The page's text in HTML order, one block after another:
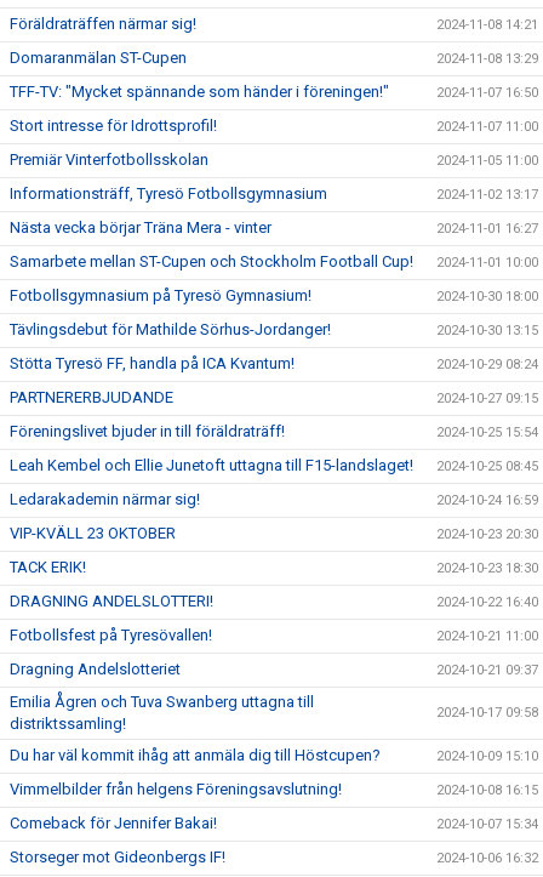
Föräldraträffen närmar sig! 2024-11-08 14:21
Domaranmälan ST-Cupen 2024-11-08 13:29
TFF-TV: "Mycket spännande som händer i föreningen!" 2024-11-07 16:50
Stort intresse för Idrottsprofil! 2024-11-07 11:00
Premiär Vinterfotbollsskolan 2024-11-05 11:00
Informationsträff, Tyresö Fotbollsgymnasium 2024-11-02 13:17
Nästa vecka börjar Träna Mera - vinter 2024-11-01 16:27
Samarbete mellan ST-Cupen och Stockholm Football Cup! 2024-11-01 10:00
Fotbollsgymnasium på Tyresö Gymnasium! 2024-10-30 18:00
Tävlingsdebut för Mathilde Sörhus-Jordanger! 2024-10-30 13:15
Stötta Tyresö FF, handla på ICA Kvantum! 2024-10-29 08:24
PARTNERERBJUDANDE 2024-10-27 09:15
Föreningslivet bjuder in till föräldraträff! 2024-10-25 15:54
Leah Kembel och Ellie Junetoft uttagna till F15-landslaget! 2024-10-25 08:45
Ledarakademin närmar sig! 2024-10-24 16:59
VIP-KVÄLL 23 OKTOBER 2024-10-23 20:30
TACK ERIK! 2024-10-23 18:30
DRAGNING ANDELSLOTTERI! 2024-10-22 16:40
Fotbollsfest på Tyresövallen! 2024-10-21 11:00
Dragning Andelslotteriet 2024-10-21 09:37
Emilia Ågren och Tuva Swanberg uttagna till
distriktssamling!
2024-10-17 09:58
Du har väl kommit ihåg att anmäla dig till Höstcupen? 2024-10-09 15:10
Vimmelbilder från helgens Föreningsavslutning! 2024-10-08 16:15
Comeback för Jennifer Bakai! 2024-10-07 15:34
Storseger mot Gideonbergs IF! 2024-10-06 16:32